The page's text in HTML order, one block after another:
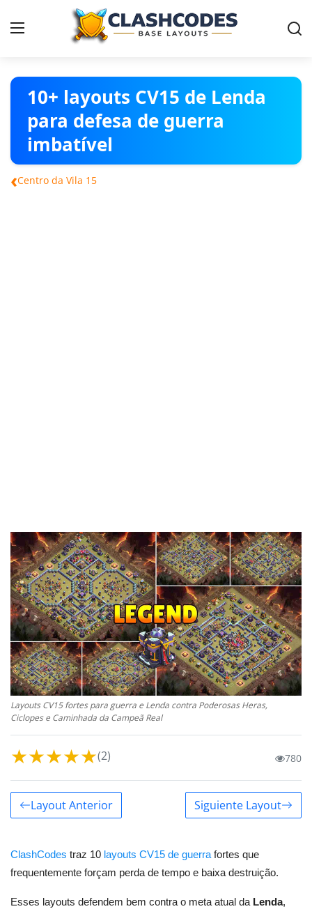
Contact
Vilas
10+ layouts CV15 de Lenda
para defesa de guerra
imbatível
‹Centro da Vila 15
Layouts CV15 fortes para guerra e Lenda contra Poderosas Heras,
Ciclopes e Caminhada da Campeã Real
★★★★★(2) 780
Layout Anterior Siguiente Layout
ClashCodes traz 10 layouts CV15 de guerra fortes que
frequentemente forçam perda de tempo e baixa destruição.
Esses layouts defendem bem contra o meta atual da Lenda,